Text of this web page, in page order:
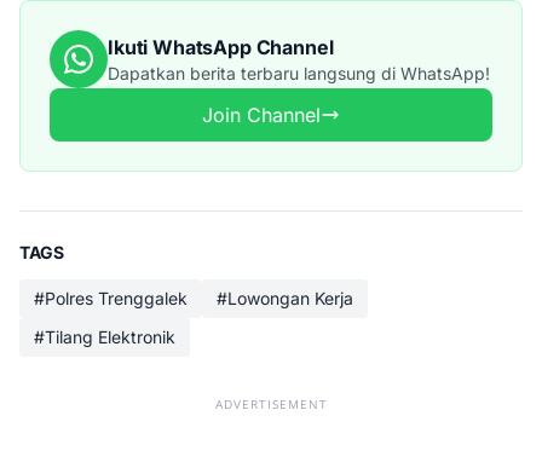
Ikuti WhatsApp Channel
Dapatkan berita terbaru langsung di WhatsApp!
Join Channel
TAGS
#Polres Trenggalek
#Lowongan Kerja
#Tilang Elektronik
ADVERTISEMENT